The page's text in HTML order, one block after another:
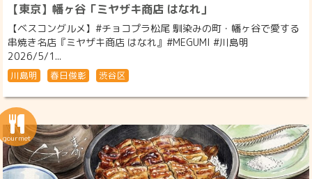
【東京】幡ヶ谷「ミヤザキ商店 はなれ」
【ベスコングルメ】#チョコプラ松尾 馴染みの町・幡ヶ谷で愛する
串焼き名店『ミヤザキ商店 はなれ』#MEGUMI #川島明
2026/5/1...
川島明 春日俊彰 渋谷区